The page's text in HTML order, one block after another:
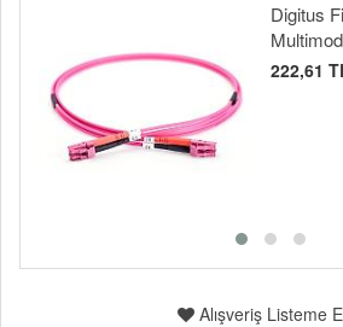
Digitus
222,61
Alışveriş Listeme